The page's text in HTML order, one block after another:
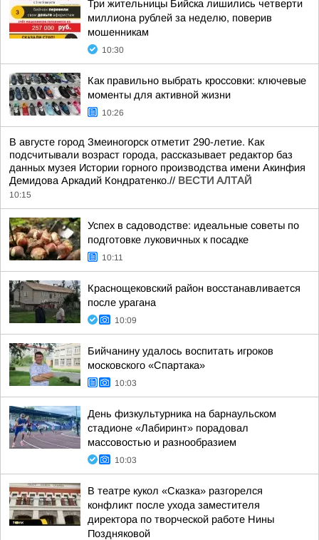
Три жительницы Бийска лишились четверти
миллиона рублей за неделю, поверив
мошенникам
10:30
Как правильно выбрать кроссовки: ключевые
моменты для активной жизни
10:26
В августе город Змеиногорск отметит 290-летие. Как
подсчитывали возраст города, рассказывает редактор баз
данных музея Истории горного производства имени Акинфия
Демидова Аркадий Кондратенко.// ВЕСТИ АЛТАЙ
10:15
Успех в садоводстве: идеальные советы по
подготовке луковичных к посадке
10:11
Краснощековский район восстанавливается
после урагана
10:09
Бийчанину удалось воспитать игроков
московского «Спартака»
10:03
День физкультурника на барнаульском
стадионе «Лабиринт» порадовал
массовостью и разнообразием
10:03
В театре кукол «Сказка» разгорелся
конфликт после ухода заместителя
директора по творческой работе Нины
Поздняковой